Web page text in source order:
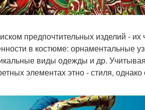
предпочтительных изделий - их
в костюме: орнаментальные
виды одежды и др.
элементах этно - стиля,